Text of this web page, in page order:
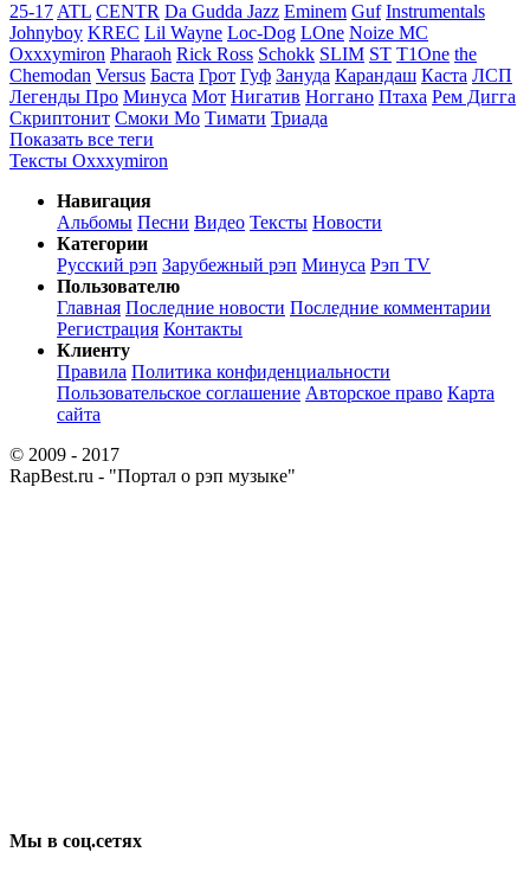
25-17 ATL CENTR Da Gudda Jazz Eminem Guf Instrumentals
Johnyboy KREC Lil Wayne Loc-Dog LOne Noize MC
Oxxxymiron Pharaoh Rick Ross Schokk SLIM ST T1One the
Chemodan Versus Баста Грот Гуф Зануда Карандаш Каста ЛСП
Легенды Про Минуса Мот Нигатив Ноггано Птаха Рем Дигга
Скриптонит Смоки Мо Тимати Триада
Показать все теги
Тексты Oxxxymiron
Навигация
Альбомы Песни Видео Тексты Новости
Категории
Русский рэп Зарубежный рэп Минуса Рэп TV
Пользователю
Главная Последние новости Последние комментарии
Регистрация Контакты
Клиенту
Правила Политика конфиденциальности
Пользовательское соглашение Авторское право Карта
сайта
© 2009 - 2017
RapBest.ru - "Портал о рэп музыке"
Мы в соц.сетях